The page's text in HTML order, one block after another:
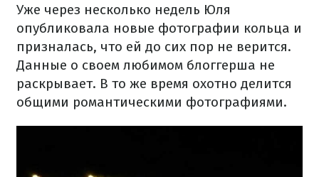
Уже через несколько недель Юля
опубликовала новые фотографии кольца и
призналась, что ей до сих пор не верится.
Данные о своем любимом блоггерша не
раскрывает. В то же время охотно делится
общими романтическими фотографиями.